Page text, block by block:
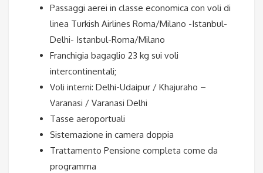
Passaggi aerei in classe economica con voli di
linea Turkish Airlines Roma/Milano -Istanbul-
Delhi- Istanbul-Roma/Milano
Franchigia bagaglio 23 kg sui voli
intercontinentali;
Voli interni: Delhi-Udaipur / Khajuraho –
Varanasi / Varanasi Delhi
Tasse aeroportuali
Sistemazione in camera doppia
Trattamento Pensione completa come da
programma